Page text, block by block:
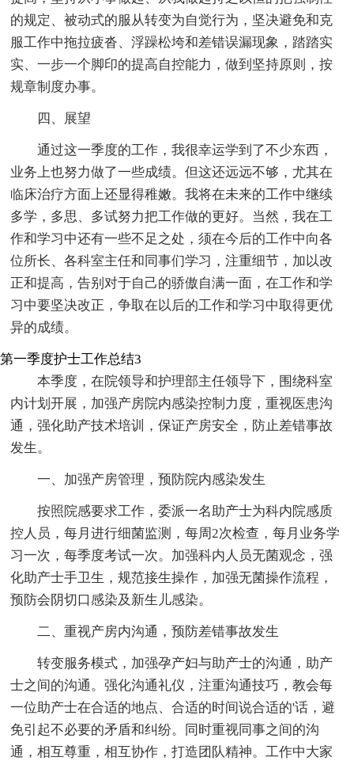
的规定、被动式的服从转变为自觉行为，坚决避免和克
服工作中拖拉疲沓、浮躁松垮和差错误漏现象，踏踏实
实、一步一个脚印的提高自控能力，做到坚持原则，按
规章制度办事。
四、展望
通过这一季度的工作，我很幸运学到了不少东西，
业务上也努力做了一些成绩。但这还远远不够，尤其在
临床治疗方面上还显得稚嫩。我将在未来的工作中继续
多学，多思、多试努力把工作做的更好。当然，我在工
作和学习中还有一些不足之处，须在今后的工作中向各
位所长、各科室主任和同事们学习，注重细节，加以改
正和提高，告别对于自己的骄傲自满一面，在工作和学
习中要坚决改正，争取在以后的工作和学习中取得更优
异的成绩。
第一季度护士工作总结3
本季度，在院领导和护理部主任领导下，围绕科室
内计划开展，加强产房院内感染控制力度，重视医患沟
通，强化助产技术培训，保证产房安全，防止差错事故
发生。
一、加强产房管理，预防院内感染发生
按照院感要求工作，委派一名助产士为科内院感质
控人员，每月进行细菌监测，每周2次检查，每月业务学
习一次，每季度考试一次。加强科内人员无菌观念，强
化助产士手卫生，规范接生操作，加强无菌操作流程，
预防会阴切口感染及新生儿感染。
二、重视产房内沟通，预防差错事故发生
转变服务模式，加强孕产妇与助产士的沟通，助产
士之间的沟通。强化沟通礼仪，注重沟通技巧，教会每
一位助产士在合适的地点、合适的时间说合适的'话，避
免引起不必要的矛盾和纠纷。同时重视同事之间的沟
通，相互尊重，相互协作，打造团队精神。工作中大家